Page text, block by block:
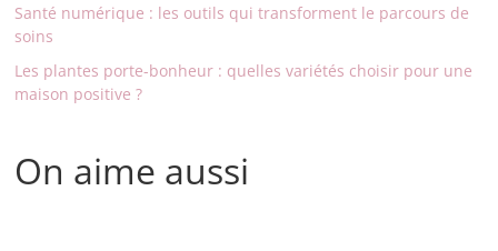
Santé numérique : les outils qui transforment le parcours de
soins
Les plantes porte-bonheur : quelles variétés choisir pour une
maison positive ?
On aime aussi